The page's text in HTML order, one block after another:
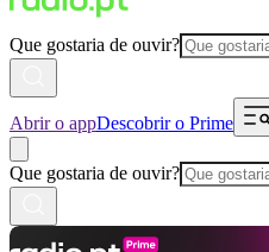
Que gostaria de ouvir?
Abrir o appDescobrir o Prime
Que gostaria de ouvir?